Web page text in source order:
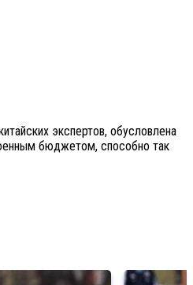
экспертов, обусловлена
бюджетом, способно так